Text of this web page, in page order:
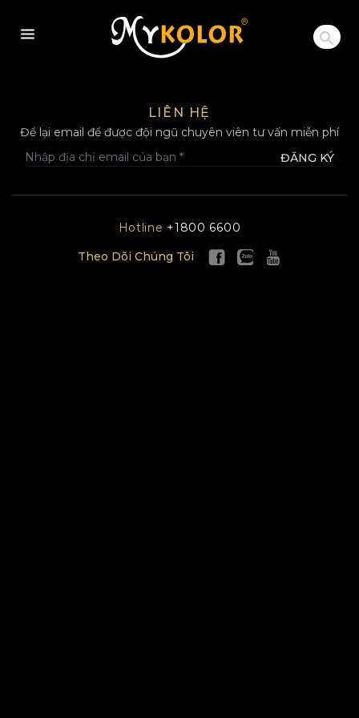
MYKOLOR
LIÊN HỆ
Để lại email để được đội ngũ chuyên viên tư vấn miễn phí
ĐĂNG KÝ
Hotline +1800 6600
Theo Dõi Chúng Tôi